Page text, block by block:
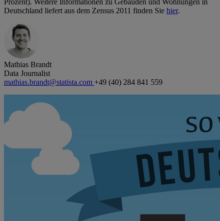
Prozent). Weitere Informationen zu Gebäuden und Wohnungen in
Deutschland liefert aus dem Zensus 2011 finden Sie hier.
Mathias Brandt
Data Journalist
mathias.brandt@statista.com +49 (40) 284 841 559